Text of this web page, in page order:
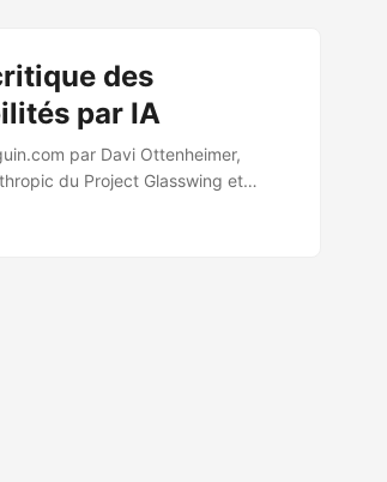
des
par IA
par Davi Ottenheimer,
du Project Glasswing et
sur Mythos : Capacité à